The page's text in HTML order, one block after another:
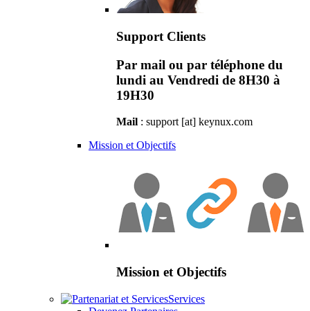
Support Clients
Par mail ou par téléphone du
lundi au Vendredi de 8H30 à
19H30
Mail : support [at] keynux.com
Mission et Objectifs
Mission et Objectifs
Services